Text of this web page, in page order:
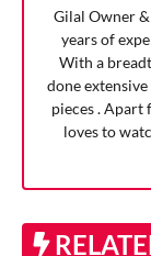
Gilal Owner
years of
With a
done
pieces . Apart
loves to